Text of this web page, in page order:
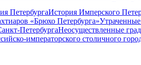
ПетербургаИстория Имперского
«Брюхо Петербурга»
ПетербургаНеосуществленные
императорского столичного